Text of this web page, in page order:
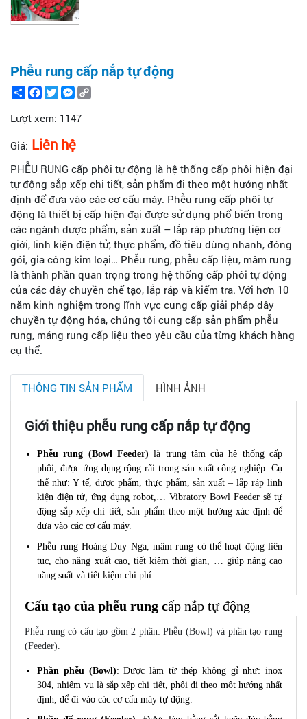
Phễu rung cấp nắp tự động
ShareFacebook
TwitterMessenger
Lượt xem: 1147
Giá: Liên hệ
PHỄU RUNG cấp phôi tự động là hệ thống cấp phôi hiện đại
tự động sắp xếp chi tiết, sản phẩm đi theo một hướng nhất
định để đưa vào các cơ cấu máy. Phễu rung cấp phôi tự
động là thiết bị cấp hiện đại được sử dụng phổ biến trong
các ngành dược phẩm, sản xuất – lắp ráp phương tiện cơ
giới, linh kiện điện tử, thực phẩm, đồ tiêu dùng nhanh, đóng
gói, gia công kim loại… Phễu rung, phễu cấp liệu, mâm rung
là thành phần quan trọng trong hệ thống cấp phôi tự động
của các dây chuyền chế tạo, lắp ráp và kiểm tra. Với hơn 10
năm kinh nghiệm trong lĩnh vực cung cấp giải pháp dây
chuyền tự động hóa, chúng tôi cung cấp sản phẩm phễu
rung, máng rung cấp liệu theo yêu cầu của từng khách hàng
cụ thể.
THÔNG TIN SẢN PHẨM HÌNH ẢNH
Giới thiệu phễu rung cấp nắp tự động
Phễu rung (Bowl Feeder)là trung tâm của hệ thống cấp
phôi, được ứng dụng rộng rãi trong sản xuất công nghiệp. Cụ
thể như: Y tế, dược phẩm, thực phẩm, sản xuất – lắp ráp linh
kiện điện tử, ứng dụng robot,… Vibratory Bowl Feeder sẽ tự
động sắp xếp chi tiết, sản phẩm theo một hướng xác định để
đưa vào các cơ cấu máy.
Phễu rung Hoàng Duy Nga, mâm rung có thể hoạt động liên
tục, cho năng xuất cao, tiết kiệm thời gian, … giúp nâng cao
năng suất và tiết kiệm chi phí.
Cấu tạo của phễu rung cấp nắp tự động
Phễu rung có cấu tạo gồm 2 phần: Phễu (Bowl) và phần tạo rung
(Feeder).
Phần phễu (Bowl): Được làm từ thép không gỉ như: inox
304, nhiệm vụ là sắp xếp chi tiết, phôi đi theo một hướng nhất
định, để đi vào các cơ cấu máy tự động.